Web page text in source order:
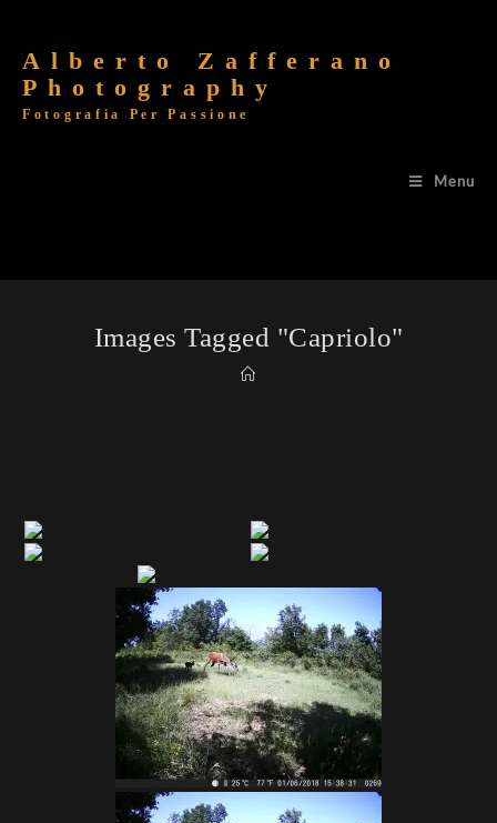
Alberto Zafferano
Photography
Fotografia Per Passione
Menu
Images Tagged "capriolo"